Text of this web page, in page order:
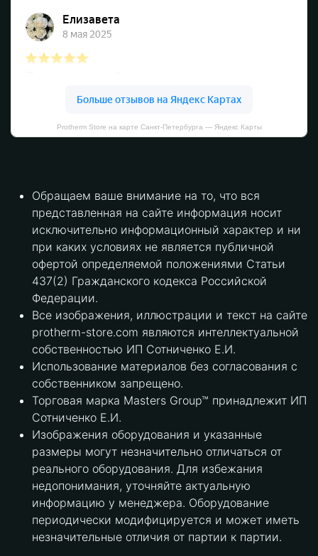
Protherm Store на карте Санкт‑Петербурга — Яндекс Карты
Обращаем ваше внимание на то, что вся
представленная на сайте информация носит
исключительно информационный характер и ни
при каких условиях не является публичной
офертой определяемой положениями Статьи
437(2) Гражданского кодекса Российской
Федерации.
Все изображения, иллюстрации и текст на сайте
protherm-store.com являются интеллектуальной
собственностью ИП Сотниченко Е.И.
Использование материалов без согласования с
собственником запрещено.
Торговая марка Masters Group™ принадлежит ИП
Сотниченко Е.И.
Изображения оборудования и указанные
размеры могут незначительно отличаться от
реального оборудования. Для избежания
недопонимания, уточняйте актуальную
информацию у менеджера. Оборудование
периодически модифицируется и может иметь
незначительные отличия от партии к партии.